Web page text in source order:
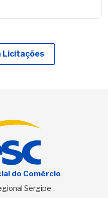
do Comércio
Sergipe